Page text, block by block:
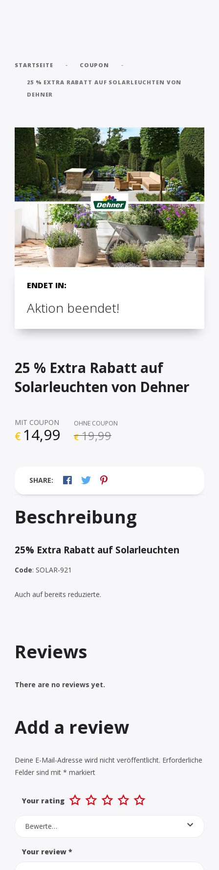
STARTSEITE - COUPON -
25 % EXTRA RABATT AUF SOLARLEUCHTEN VON
DEHNER
ENDET IN:
Aktion beendet!
25 % Extra Rabatt auf
Solarleuchten von Dehner
MIT COUPON
€ 14,99
OHNE COUPON
€ 19,99
SHARE:
Beschreibung
25% Extra Rabatt auf Solarleuchten
Code: SOLAR-921
Auch auf bereits reduzierte.
Reviews
There are no reviews yet.
Add a review
Deine E-Mail-Adresse wird nicht veröffentlicht. Erforderliche
Felder sind mit * markiert
Your rating
Bewerte…
Your review *